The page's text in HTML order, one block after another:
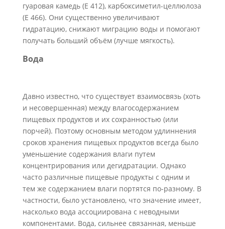
гуаровая камедь (Е 412), карбоксиметил-целлюлоза
(Е 466). Они существенно увеличивают
гидратацию, снижают миграцию воды и помогают
получать больший объём (лучше мягкость).
Вода
Давно известно, что существует взаимосвязь (хоть
и несовершенная) между влагосодержанием
пищевых продуктов и их сохранностью (или
порчей). Поэтому основным методом удлиннения
сроков хранения пищевых продуктов всегда было
уменьшение содержания влаги путем
концентрирования или дегидратации. Однако
часто различные пищевые продукты с одним и
тем же содержанием влаги портятся по-разному. В
частности, было установлено, что значение имеет,
насколько вода ассоциирована с неводными
компонентами. Вода, сильнее связанная, меньше